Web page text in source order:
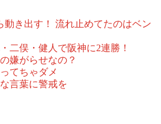
動き出す！ 流れ止めてたのはベン
二俣・健人で阪神に2連勝！
嫌がらせなの？
てちゃダメ
言葉に警戒を